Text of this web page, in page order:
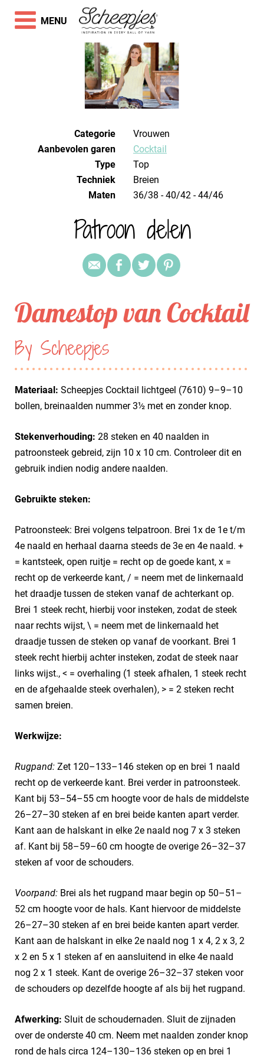
Categorie
Vrouwen
Aanbevolen garen
Cocktail
Type
Top
Techniek
breien
Maten
36/38 - 40/42 - 44/46
Patroon delen
Damestop van Cocktail
By Scheepjes
Materiaal: Scheepjes Cocktail lichtgeel (7610) 9–9–10
bollen, breinaalden nummer 3½ met en zonder knop.
Stekenverhouding: 28 steken en 40 naalden in
patroonsteek gebreid, zijn 10 x 10 cm. Controleer dit en
gebruik indien nodig andere naalden.
Gebruikte steken:
Patroonsteek: Brei volgens telpatroon. Brei 1x de 1e t/m
4e naald en herhaal daarna steeds de 3e en 4e naald. +
= kantsteek, open ruitje = recht op de goede kant, x =
recht op de verkeerde kant, / = neem met de linkernaald
het draadje tussen de steken vanaf de achterkant op.
Brei 1 steek recht, hierbij voor insteken, zodat de steek
naar rechts wijst, \ = neem met de linkernaald het
draadje tussen de steken op vanaf de voorkant. Brei 1
steek recht hierbij achter insteken, zodat de steek naar
links wijst., < = overhaling (1 steek afhalen, 1 steek recht
en de afgehaalde steek overhalen), > = 2 steken recht
samen breien.
Werkwijze:
Rugpand: Zet 120–133–146 steken op en brei 1 naald
recht op de verkeerde kant. Brei verder in patroonsteek.
Kant bij 53–54–55 cm hoogte voor de hals de middelste
26–27–30 steken af en brei beide kanten apart verder.
Kant aan de halskant in elke 2e naald nog 7 x 3 steken
af. Kant bij 58–59–60 cm hoogte de overige 26–32–37
steken af voor de schouders.
Voorpand: Brei als het rugpand maar begin op 50–51–
52 cm hoogte voor de hals. Kant hiervoor de middelste
26–27–30 steken af en brei beide kanten apart verder.
Kant aan de halskant in elke 2e naald nog 1 x 4, 2 x 3, 2
x 2 en 5 x 1 steken af en aansluitend in elke 4e naald
nog 2 x 1 steek. Kant de overige 26–32–37 steken voor
de schouders op dezelfde hoogte af als bij het rugpand.
Afwerking: Sluit de schoudernaden. Sluit de zijnaden
over de onderste 40 cm. Neem met naalden zonder knop
rond de hals circa 124–130–136 steken op en brei 1
MENU